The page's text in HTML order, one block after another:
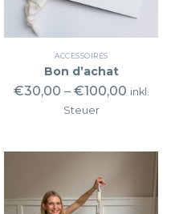
ACCESSOIRES
Bon d’achat
€30,00 – €100,00 inkl.
Steuer